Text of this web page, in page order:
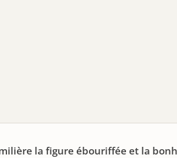
la figure ébouriffée et la